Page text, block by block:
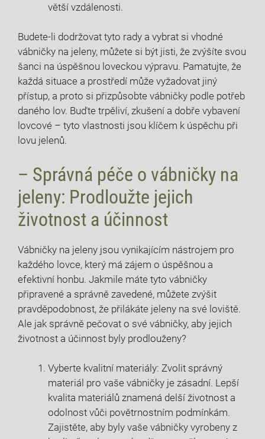
větší vzdálenosti.
Budete-li dodržovat tyto rady a vybrat si vhodné
vábničky na jeleny, můžete si být jisti, že zvýšíte svou
šanci na úspěšnou loveckou výpravu. Pamatujte, že
každá situace a prostředí může vyžadovat jiný
přístup, a proto si přizpůsobte vábničky podle potřeb
daného lov. Buďte trpěliví, zkušení a dobře vybavení
lovcové – tyto vlastnosti jsou klíčem k úspěchu při
lovu jelenů.
– Správná péče o vábničky na
jeleny: Prodloužte jejich
životnost a účinnost
Vábničky na jeleny jsou vynikajícím nástrojem pro
každého lovce, který má zájem o úspěšnou a
efektivní honbu. Jakmile máte tyto vábničky
připravené a správně zavedené, můžete zvýšit
pravděpodobnost, že přilákáte jeleny na své loviště.
Ale jak správně pečovat o své vábničky, aby jejich
životnost a účinnost byly prodlouženy?
Vyberte kvalitní materiály: Zvolit správný
materiál pro vaše vábničky je zásadní. Lepší
kvalita materiálů znamená delší životnost a
odolnost vůči povětrnostním podmínkám.
Zajistěte, aby byly vaše vábničky vyrobeny z